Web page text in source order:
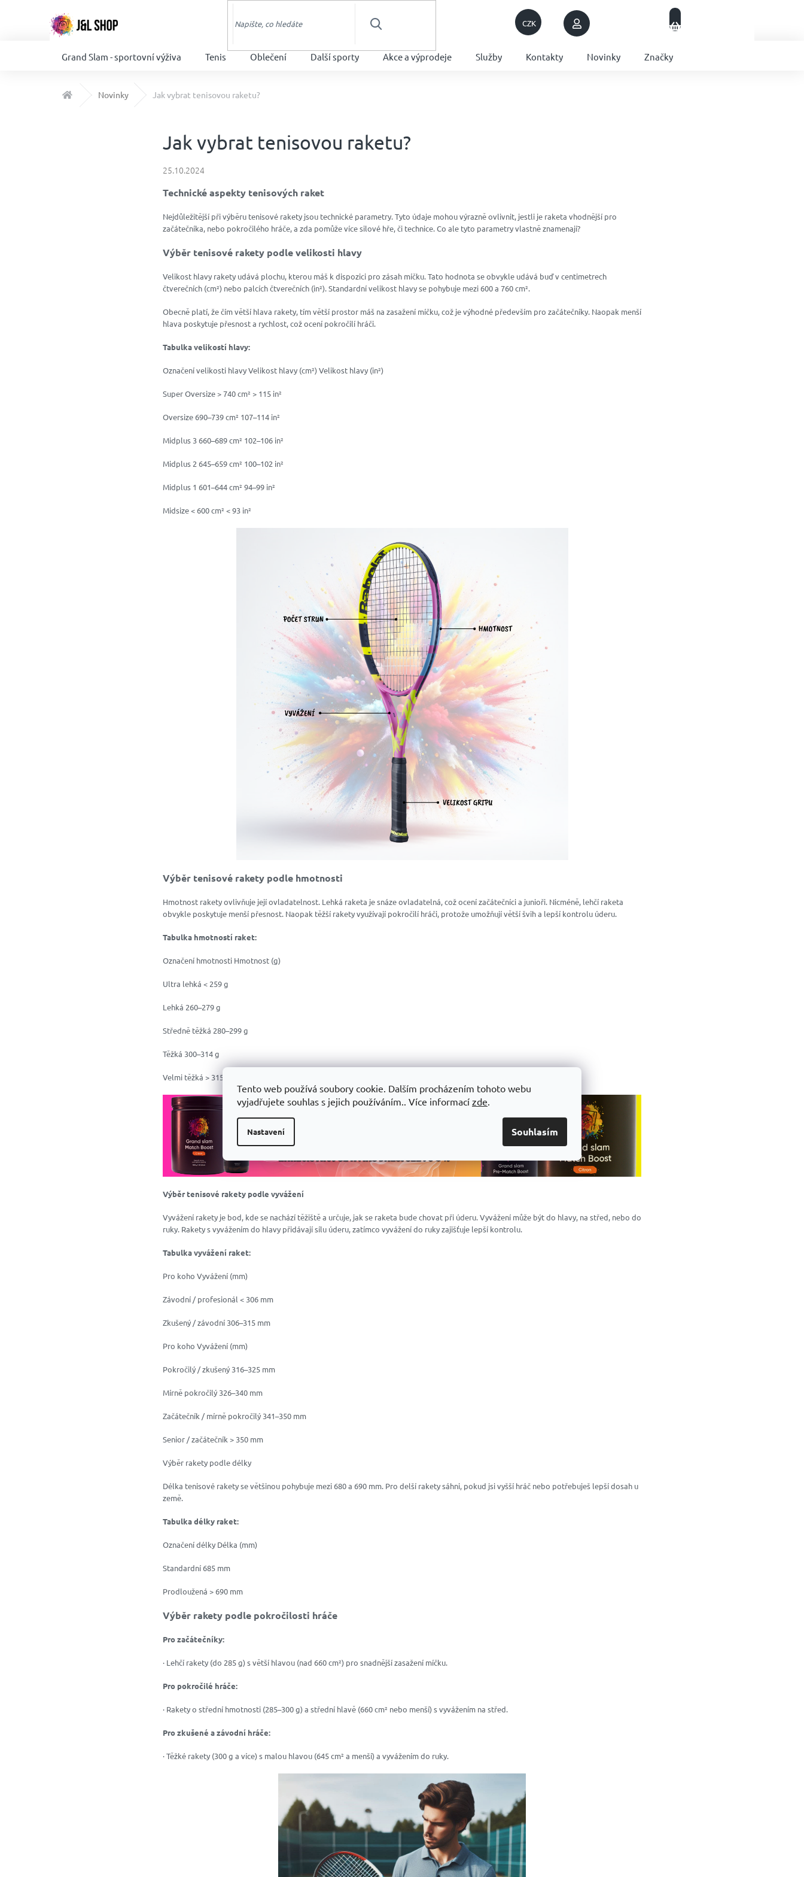
Tento web používá soubory cookie. Dalším procházením tohoto webu
vyjadřujete souhlas s jejich používáním.. Více informací zde.
Nastavení Souhlasím
CZK
HLEDAT
Grand Slam - sportovní výživa Tenis Oblečení Další sporty Akce a výprodeje Služby Kontakty Novinky Značky
Domů Novinky Jak vybrat tenisovou raketu?
Jak vybrat tenisovou raketu?
25.10.2024
Technické aspekty tenisových raket
Nejdůležitější při výběru tenisové rakety jsou technické parametry. Tyto údaje mohou výrazně ovlivnit, jestli je raketa vhodnější pro
začátečníka, nebo pokročilého hráče, a zda pomůže více silové hře, či technice. Co ale tyto parametry vlastně znamenají?
Výběr tenisové rakety podle velikosti hlavy
Velikost hlavy rakety udává plochu, kterou máš k dispozici pro zásah míčku. Tato hodnota se obvykle udává buď v centimetrech
čtverečních (cm²) nebo palcích čtverečních (in²). Standardní velikost hlavy se pohybuje mezi 600 a 760 cm².
Obecně platí, že čím větší hlava rakety, tím větší prostor máš na zasažení míčku, což je výhodné především pro začátečníky. Naopak menší
hlava poskytuje přesnost a rychlost, což ocení pokročilí hráči.
Tabulka velikostí hlavy:
Označení velikosti hlavy Velikost hlavy (cm²) Velikost hlavy (in²)
Super Oversize > 740 cm² > 115 in²
Oversize 690–739 cm² 107–114 in²
Midplus 3 660–689 cm² 102–106 in²
Midplus 2 645–659 cm² 100–102 in²
Midplus 1 601–644 cm² 94–99 in²
Midsize < 600 cm² < 93 in²
Výběr tenisové rakety podle hmotnosti
Hmotnost rakety ovlivňuje její ovladatelnost. Lehká raketa je snáze ovladatelná, což ocení začátečníci a junioři. Nicméně, lehčí raketa
obvykle poskytuje menší přesnost. Naopak těžší rakety využívají pokročilí hráči, protože umožňují větší švih a lepší kontrolu úderu.
Tabulka hmotností raket:
Označení hmotnosti Hmotnost (g)
Ultra lehká < 259 g
Lehká 260–279 g
Středně těžká 280–299 g
Těžká 300–314 g
Velmi těžká > 315 g
Výběr tenisové rakety podle vyvážení
Vyvážení rakety je bod, kde se nachází těžiště a určuje, jak se raketa bude chovat při úderu. Vyvážení může být do hlavy, na střed, nebo do
ruky. Rakety s vyvážením do hlavy přidávají sílu úderu, zatímco vyvážení do ruky zajišťuje lepší kontrolu.
Tabulka vyvážení raket:
Pro koho Vyvážení (mm)
Závodní / profesionál < 306 mm
Zkušený / závodní 306–315 mm
Pro koho Vyvážení (mm)
Pokročilý / zkušený 316–325 mm
Mírně pokročilý 326–340 mm
Začátečník / mírně pokročilý 341–350 mm
Senior / začátečník > 350 mm
Výběr rakety podle délky
Délka tenisové rakety se většinou pohybuje mezi 680 a 690 mm. Pro delší rakety sáhni, pokud jsi vyšší hráč nebo potřebuješ lepší dosah u
země.
Tabulka délky raket:
Označení délky Délka (mm)
Standardní 685 mm
Prodloužená > 690 mm
Výběr rakety podle pokročilosti hráče
Pro začátečníky:
· Lehčí rakety (do 285 g) s větší hlavou (nad 660 cm²) pro snadnější zasažení míčku.
Pro pokročilé hráče:
· Rakety o střední hmotnosti (285–300 g) a střední hlavě (660 cm² nebo menší) s vyvážením na střed.
Pro zkušené a závodní hráče:
· Těžké rakety (300 g a více) s malou hlavou (645 cm² a menší) a vyvážením do ruky.